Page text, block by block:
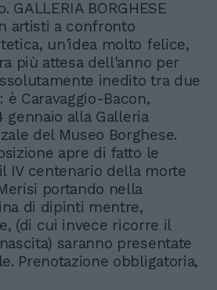
GALLERIA BORGHESE
artisti a confronto
un'idea molto felice,
più attesa dell'anno per
inedito tra due
Caravaggio-Bacon,
gennaio alla Galleria
del Museo Borghese.
apre di fatto le
IV centenario della morte
portando nella
di dipinti mentre,
(di cui invece ricorre il
saranno presentate
Prenotazione obbligatoria,